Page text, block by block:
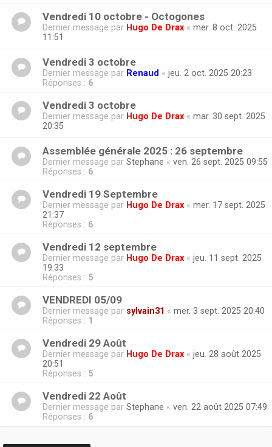
Vendredi 10 octobre - Octogones
Dernier message par Hugo De Drax « mer. 8 oct. 2025
11:51
Vendredi 3 octobre
Dernier message par Renaud « jeu. 2 oct. 2025 20:23
Réponses : 6
Vendredi 3 octobre
Dernier message par Hugo De Drax « mar. 30 sept. 2025
20:35
Assemblée générale 2025 : 26 septembre
Dernier message par Stephane « ven. 26 sept. 2025 09:55
Réponses : 6
Vendredi 19 Septembre
Dernier message par Hugo De Drax « mer. 17 sept. 2025
21:37
Réponses : 6
Vendredi 12 septembre
Dernier message par Hugo De Drax « jeu. 11 sept. 2025
19:33
Réponses : 5
VENDREDI 05/09
Dernier message par sylvain31 « mer. 3 sept. 2025 20:40
Réponses : 1
Vendredi 29 Août
Dernier message par Hugo De Drax « jeu. 28 août 2025
20:51
Réponses : 5
Vendredi 22 Août
Dernier message par Stephane « ven. 22 août 2025 07:49
Réponses : 6